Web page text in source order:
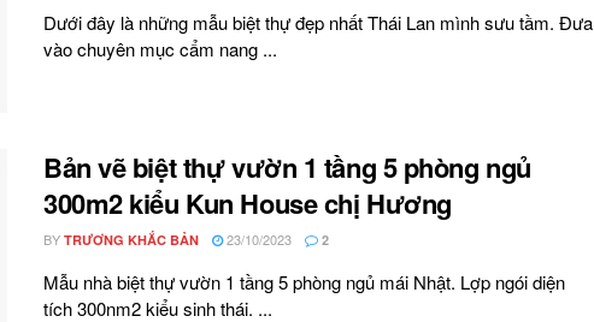
Dưới đây là những mẫu biệt thự đẹp nhất Thái Lan mình sưu tầm. Đưa
vào chuyên mục cẩm nang ...
Bản vẽ biệt thự vườn 1 tầng 5 phòng ngủ
300m2 kiểu Kun House chị Hương
BY TRƯƠNG KHẮC BẢN 23/10/2023 2
Mẫu nhà biệt thự vườn 1 tầng 5 phòng ngủ mái Nhật. Lợp ngói diện
tích 300nm2 kiểu sinh thái. ...